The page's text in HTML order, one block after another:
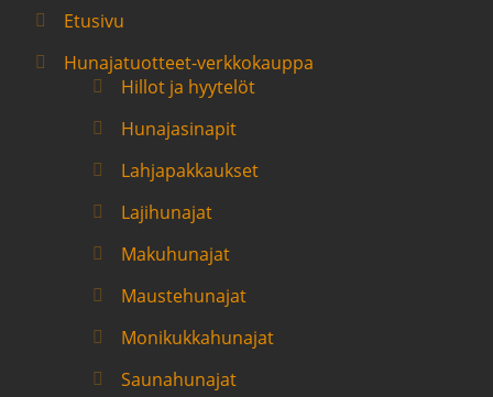
Etusivu
Hunajatuotteet-verkkokauppa
Hillot ja hyytelöt
Hunajasinapit
Lahjapakkaukset
Lajihunajat
Makuhunajat
Maustehunajat
Monikukkahunajat
Saunahunajat